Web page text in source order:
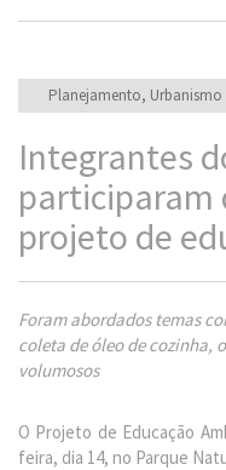
Planejamento, Urbanismo
Integrantes
participaram
projeto de
Foram abordados temas
coleta de óleo de cozinha,
volumosos
O Projeto de Educação
feira, dia 14, no Parque